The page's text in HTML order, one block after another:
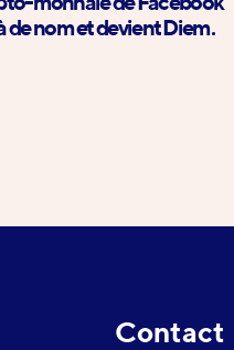
de nom et devient Diem.
Contact